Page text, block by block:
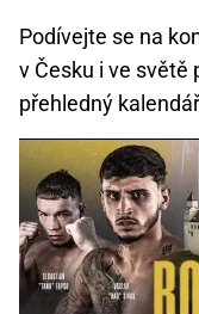
Podívejte se na
v Česku i ve světě
přehledný